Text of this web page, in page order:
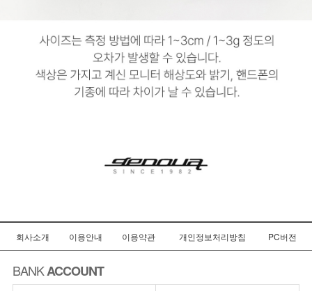
회사소개 이용안내 이용약관 개인정보처리방침 PC버전
BANKACCOUNT